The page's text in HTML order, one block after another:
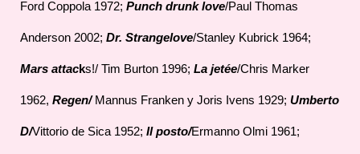
Ford Coppola 1972; Punch drunk love/Paul Thomas
Anderson 2002; Dr. Strangelove/Stanley Kubrick 1964;
Mars attacks!/ Tim Burton 1996; La jetée/Chris Marker
1962, Regen/Mannus Franken y Joris Ivens 1929; Umberto
D/Vittorio de Sica 1952; Il posto/Ermanno Olmi 1961;